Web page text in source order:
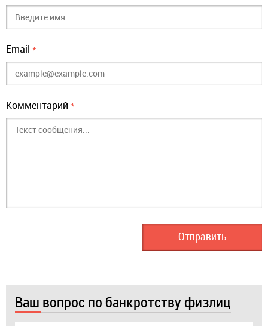
Email *
Комментарий *
Ваш вопрос по банкротству физлиц